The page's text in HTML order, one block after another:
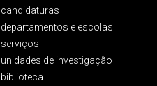
candidaturas
departamentos e escolas
serviços
unidades de investigação
biblioteca